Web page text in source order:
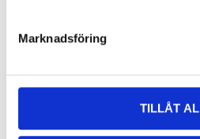
Marknadsföring
TILLÅT
Finns i lager i10